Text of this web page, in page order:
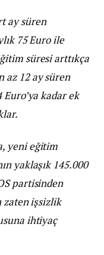
ay süren
75 Euro ile
süresi arttıkça
az 12 ay süren
kadar ek
yeni eğitim
yaklaşık 145.000
partisinden
zaten işsizlik
ihtiyaç